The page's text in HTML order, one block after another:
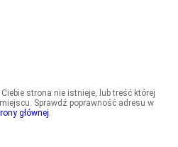
strona nie istnieje, lub treść której
Sprawdź poprawność adresu w
głównej.